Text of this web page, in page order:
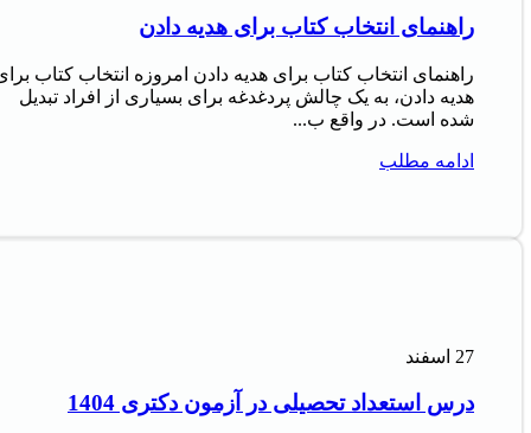
راهنمای انتخاب کتاب برای هدیه دادن
راهنمای انتخاب کتاب برای هدیه دادن امروزه انتخاب کتاب
هدیه دادن، به یک چالش پردغدغه برای بسیاری از افراد تبدیل
شده است. در واقع ب...
ادامه مطلب
27 اسفند
درس استعداد تحصیلی در آزمون دکتری 1404